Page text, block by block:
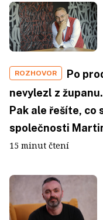
ROZHOVOR
Po
nevylezl z
Pak ale řešíte, co
společnosti
15 minut čtení